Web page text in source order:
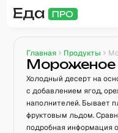
Главная Продукты
Мороженое
Холодный десерт на
с добавлением ягод,
наполнителей. Бывает
фруктовым льдом.
подробная информация